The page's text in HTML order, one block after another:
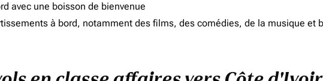
avec une boisson de bienvenue
à bord, notamment des films, des comédies, de la musique et